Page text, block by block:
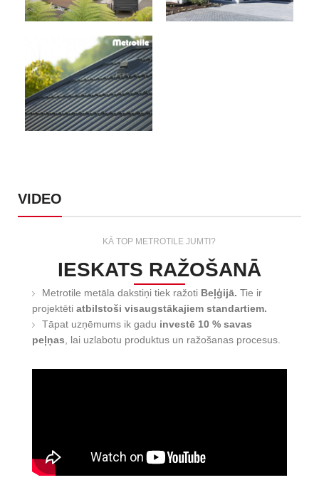
VIDEO
KĀ TOP METROTILE JUMTI?
IESKATS RAŽOŠANĀ
Metrotile metāla dakstiņi tiek ražoti Beļģijā. Tie ir
projektēti atbilstoši visaugstākajiem standartiem.
Tāpat uzņēmums ik gadu investē 10 % savas
peļņas , lai uzlabotu produktus un ražošanas procesus.